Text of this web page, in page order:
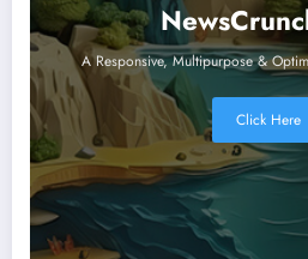
A Responsive, Multipurpose &
Click Here